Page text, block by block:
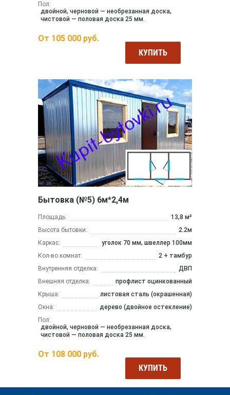
Пол:
двойной, черновой — необрезанная доска,
чистовой — половая доска 25 мм.
От 105 000 руб.
КУПИТЬ
Бытовка (№5) 6м*2,4м
Площадь:
13,8 м²
Высота бытовки:
2.2м
Каркас:
уголок 70 мм, швеллер 100мм
Кол-во комнат:
2 + тамбур
Внутренняя отделка:
ДВП
Внешняя отделка:
профлист оцинкованный
Крыша:
листовая сталь (окрашенная)
Окна:
дерево (двойное остекление)
Пол:
двойной, черновой — необрезанная доска,
чистовой — половая доска 25 мм.
От 108 000 руб.
КУПИТЬ